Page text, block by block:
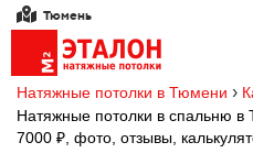
Тюмень
Натяжные потолки в Тюмени ›
Натяжные потолки в спальню в
7000 ₽, фото, отзывы,